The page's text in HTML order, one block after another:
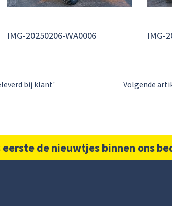
IMG-20250206-WA0006 IMG-
Volgende
bij klant'
eerste de nieuwtjes binnen ons